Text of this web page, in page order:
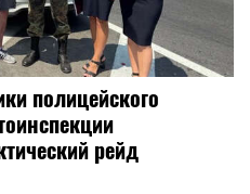
полицейского
рейд